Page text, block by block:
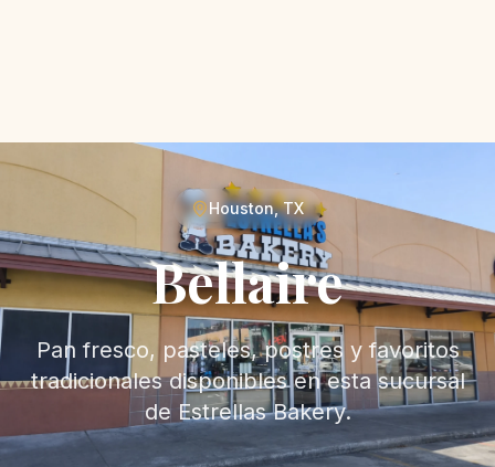
Houston, TX
Bellaire
Pan fresco, pasteles, postres y favoritos
tradicionales disponibles en esta sucursal
de Estrellas Bakery.